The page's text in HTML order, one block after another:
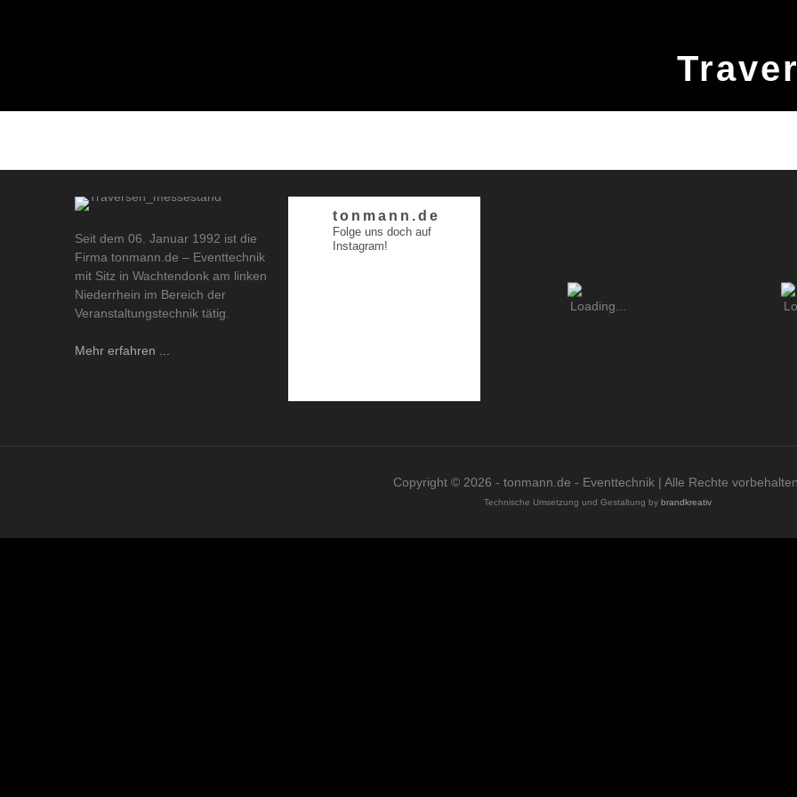
Seit dem 06. Januar 1992 ist die
Firma tonmann.de – Eventtechnik
mit Sitz in Wachtendonk am linken
Niederrhein im Bereich der
Veranstaltungstechnik tätig.
Mehr erfahren ...
tonmann.de
Folge uns doch auf
Instagram!
Copyright © 2026 - tonmann.de - Eventtechnik | Alle Rechte
Technische Umsetzung und Gestaltung by brandkreativ